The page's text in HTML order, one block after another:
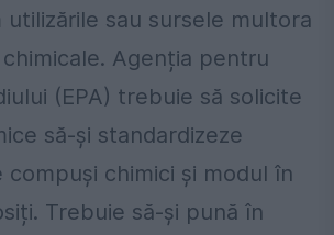
utilizările sau sursele multora
Agenția pentru
(EPA) trebuie să solicite
să-și standardizeze
compuși chimici și modul în
Trebuie să-și pună în